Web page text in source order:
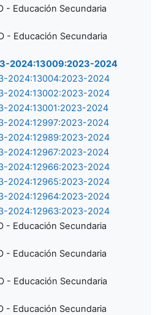
- Educación Secundaria
- Educación Secundaria
2024:13009:2023-2024
2024:13004:2023-2024
2024:13002:2023-2024
2024:13001:2023-2024
2024:12997:2023-2024
2024:12989:2023-2024
2024:12967:2023-2024
2024:12966:2023-2024
2024:12965:2023-2024
2024:12964:2023-2024
2024:12963:2023-2024
- Educación Secundaria
- Educación Secundaria
- Educación Secundaria
- Educación Secundaria